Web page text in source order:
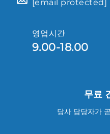
[email protected]
영업시간
9.00-18.00
무료
당사 담당자가